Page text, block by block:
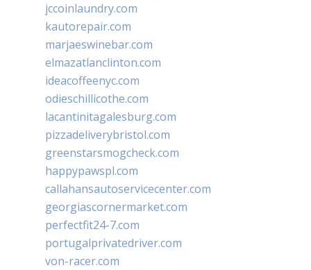
jccoinlaundry.com
kautorepair.com
marjaeswinebar.com
elmazatlanclinton.com
ideacoffeenyc.com
odieschillicothe.com
lacantinitagalesburg.com
pizzadeliverybristol.com
greenstarsmogcheck.com
happypawspl.com
callahansautoservicecenter.com
georgiascornermarket.com
perfectfit24-7.com
portugalprivatedriver.com
von-racer.com